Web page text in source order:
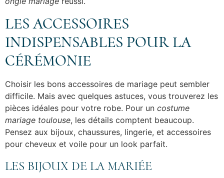
LES ACCESSOIRES
INDISPENSABLES POUR LA
CÉRÉMONIE
Choisir les bons accessoires de mariage peut sembler
difficile. Mais avec quelques astuces, vous trouverez les
pièces idéales pour votre robe. Pour un costume
mariage toulouse, les détails comptent beaucoup.
Pensez aux bijoux, chaussures, lingerie, et accessoires
pour cheveux et voile pour un look parfait.
LES BIJOUX DE LA MARIÉE